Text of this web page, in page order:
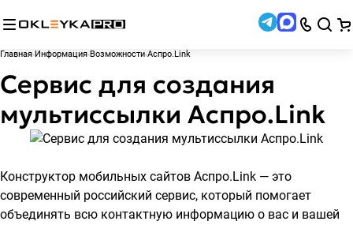
Главная Информация Возможности Аспро.Link
Сервис для создания
мультиссылки Аспро.Link
Конструктор мобильных сайтов Аспро.Link — это
современный российский сервис, который помогает
объединять всю контактную информацию о вас и вашей